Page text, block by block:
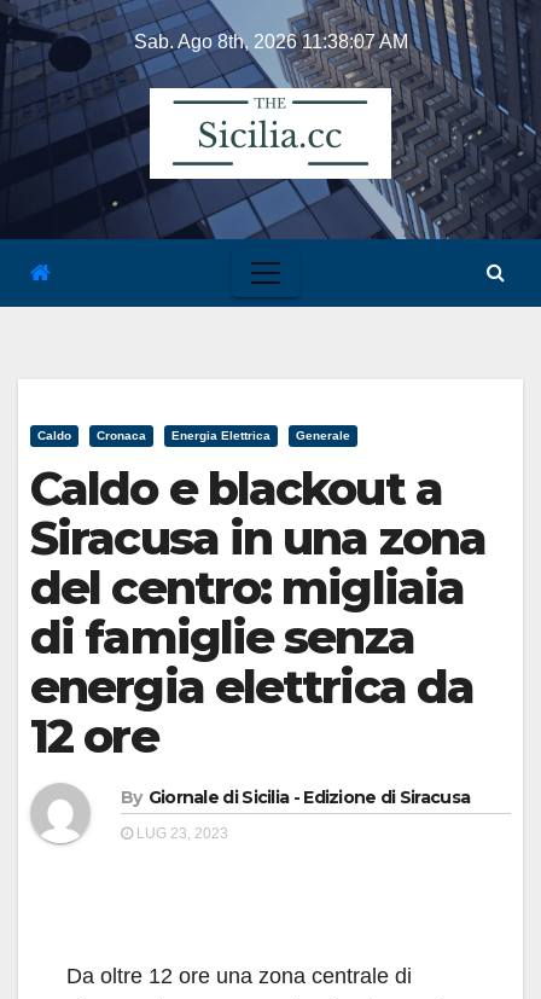
Skip
content
Sab. Ago 8th, 202611:38:07 AM
Caldo Cronaca Energia Elettrica Generale
Caldo e blackout a
Siracusa in una zona
del centro: migliaia
di famiglie senza
energia elettrica da
12 ore
By Giornale di Sicilia - Edizione di Siracusa
LUG 23, 2023
Da oltre 12 ore una zona centrale di